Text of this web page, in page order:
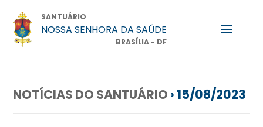
SANTUÁRIO
NOSSA SENHORA DA SAÚDE
BRASÍLIA - DF
NOTÍCIAS DO SANTUÁRIO › 15/08/2023